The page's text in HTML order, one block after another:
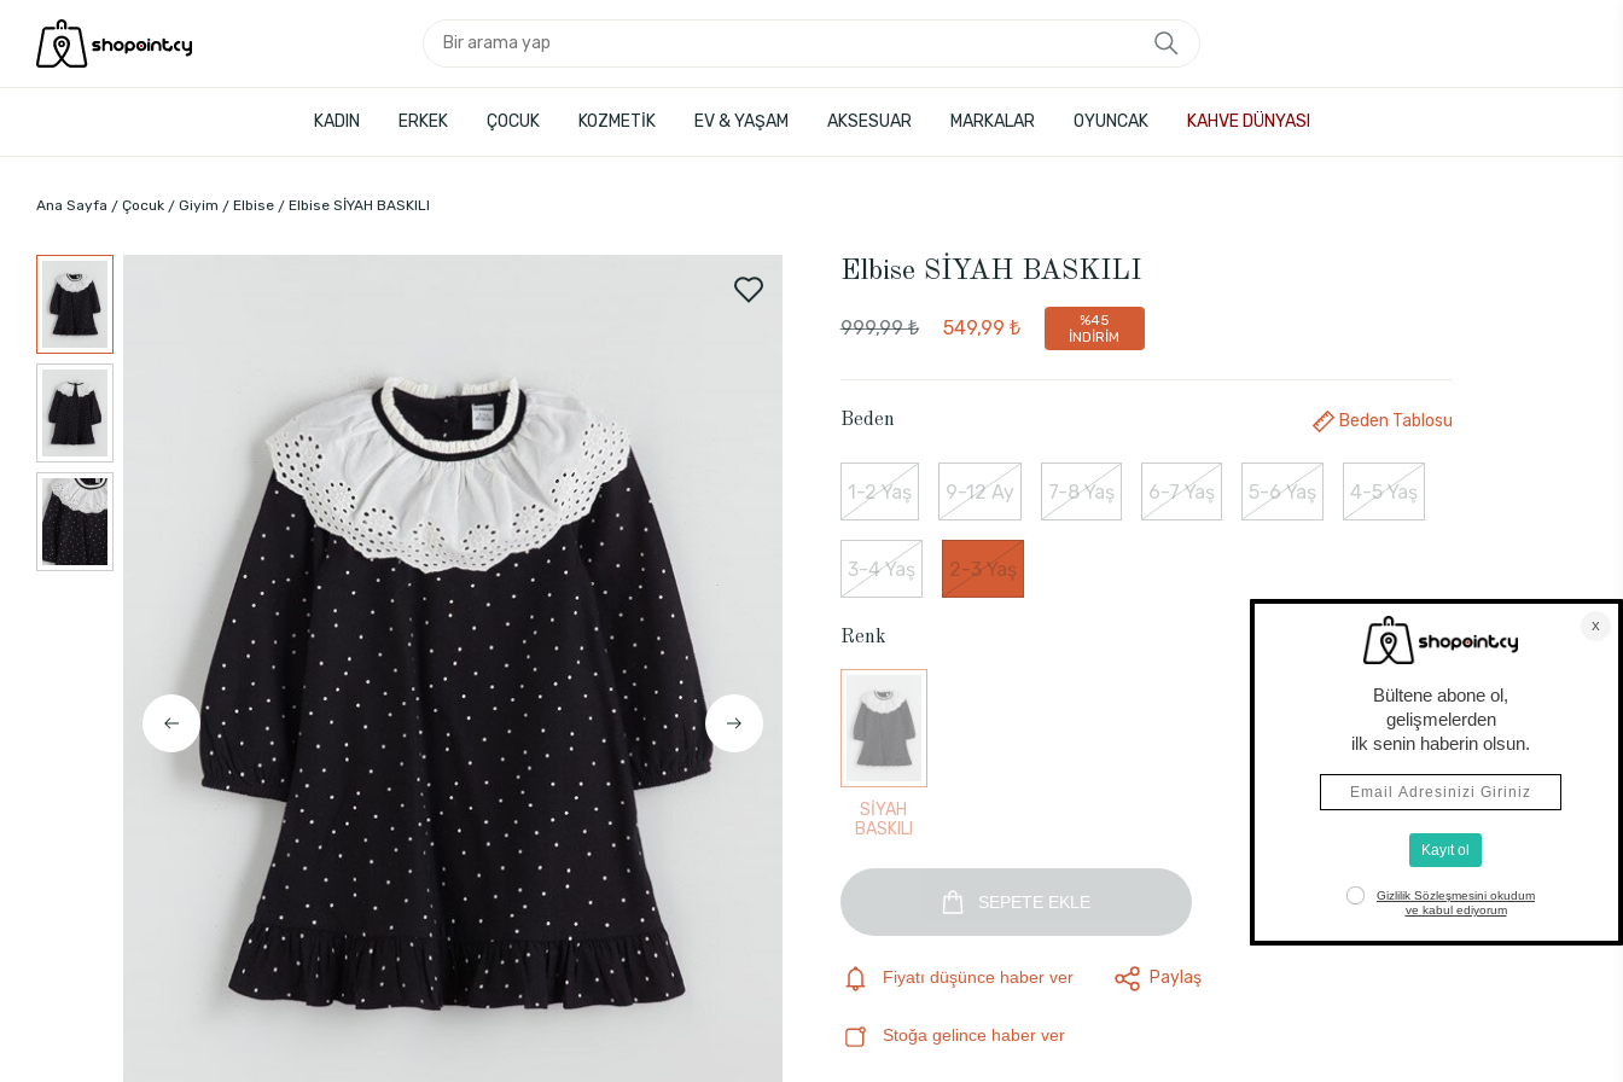
KADIN ERKEK ÇOCUK KOZMETİK EV & YAŞAM AKSESUAR MARKALAR OYUNCAK KAHVE DÜNYASI
Ana Sayfa Çocuk Giyim Elbise Elbise SİYAH BASKILI
Elbise SİYAH BASKILI
999,99 ₺ 549,99 ₺
%45
İNDİRİM
Beden Beden Tablosu
1-2 Yaş 9-12 Ay 7-8 Yaş 6-7 Yaş 5-6 Yaş 4-5 Yaş
3-4 Yaş 2-3 Yaş
Renk
SİYAH
BASKILI
SEPETE EKLE
Fiyatı düşünce haber ver Paylaş
Stoğa gelince haber ver